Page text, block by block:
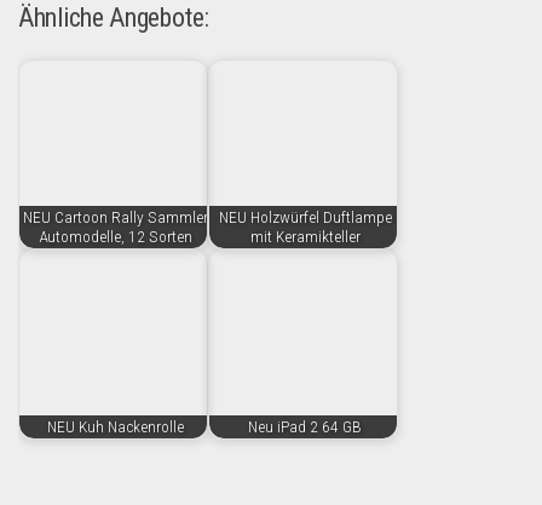
Ähnliche Angebote:
NEU Cartoon Rally Sammler
Automodelle, 12 Sorten
NEU Holzwürfel Duftlampe
mit Keramikteller
NEU Kuh Nackenrolle Neu iPad 2 64 GB